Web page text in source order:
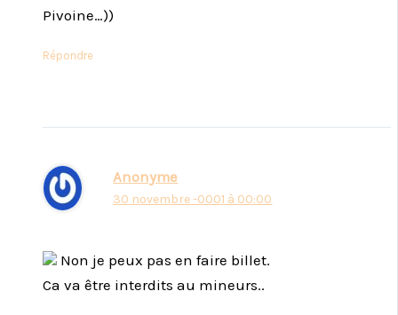
Pivoine…))
Répondre
Anonyme
30 novembre -0001 à 00:00
Non je peux pas en faire billet.
Ca va être interdits au mineurs..